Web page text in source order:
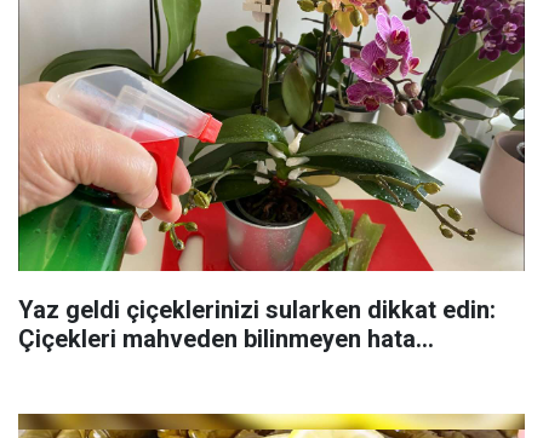
Yaz geldi çiçeklerinizi sularken dikkat edin:
Çiçekleri mahveden bilinmeyen hata...